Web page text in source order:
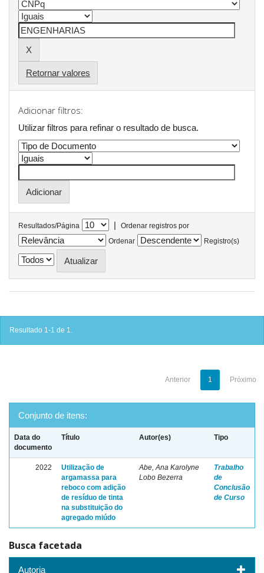
Retornar valores
Adicionar filtros:
Utilizar filtros para refinar o resultado de busca.
Resultados/Página |
Ordenar registros por
Ordenar
Registro(s)
Resultado 1-1 de 1.
Anterior 1 Próximo
Conjunto de itens:
Data do
documento
Título Autor(es) Tipo
2022
Utilização de
argamassa para
reboco com adição
de resíduo de tinta
na substituição do
agregado miúdo
Abe, Ana Karolyne
Lobo Bezerra
Trabalho
de
Conclusão
de Curso
Busca facetada
Autoria